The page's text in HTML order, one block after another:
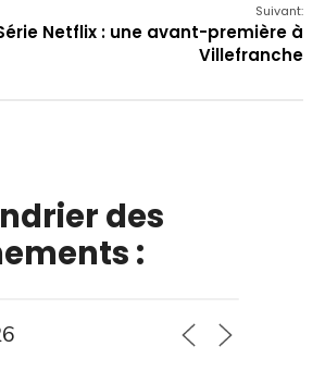
Suivant:
Netflix : une avant-première à
Villefranche
des
: